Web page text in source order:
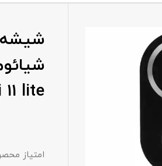
شیشه
lite
امتیاز